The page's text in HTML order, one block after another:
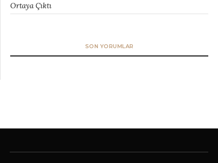
Ortaya Çıktı
SON YORUMLAR